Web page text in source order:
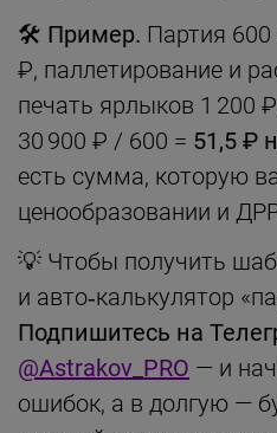
🛠 Пример. Партия
₽, паллетирование и
печать ярлыков 1 200
30 900 ₽ / 600 = 51,5 ₽
есть сумма, которую
ценообразовании и
💡 Чтобы получить
и авто‑калькулятор
Подпишитесь на
@Astrakov_PRO — и
ошибок, а в долгую —